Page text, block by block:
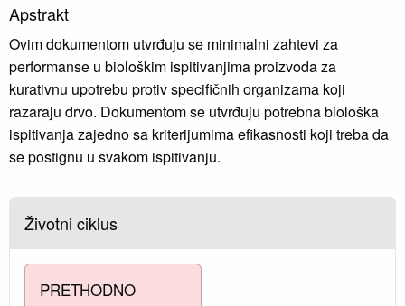
Apstrakt
Ovim dokumentom utvrđuju se minimalni zahtevi za
performanse u biološkim ispitivanjima proizvoda za
kurativnu upotrebu protiv specifičnih organizama koji
razaraju drvo. Dokumentom se utvrđuju potrebna biološka
ispitivanja zajedno sa kriterijumima efikasnosti koji treba da
se postignu u svakom ispitivanju.
Životni ciklus
PRETHODNO